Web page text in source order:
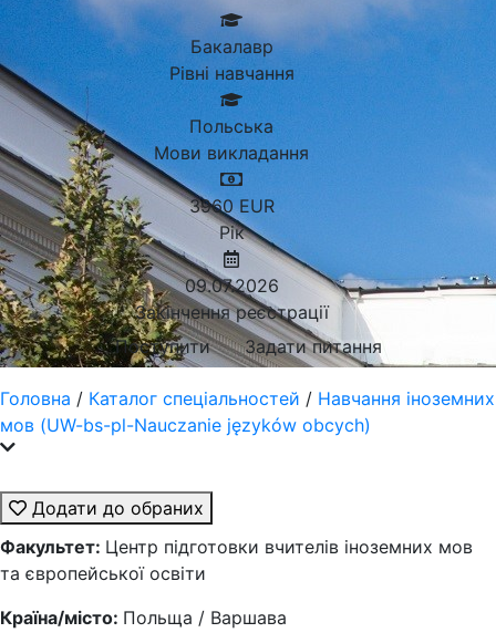
Бакалавр
Рівні навчання
Польська
Мови викладання
3960 EUR
Рік
09.07.2026
Закінчення реєстрації
Поступити
Задати питання
Головна / Каталог спеціальностей / Навчання іноземних
мов (UW-bs-pl-Nauczanie języków obcych)
Додати до обраних
Факультет: Центр підготовки вчителів іноземних мов
та європейської освіти
Країна/місто: Польща / Варшава